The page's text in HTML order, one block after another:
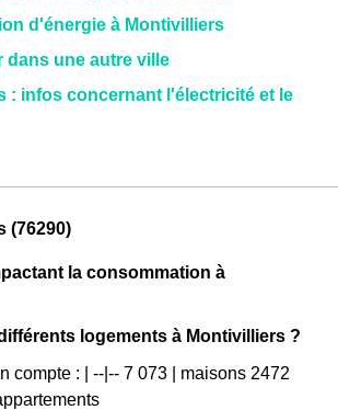
d'énergie à Montivilliers
dans une autre ville
: infos concernant l'électricité et le
(76290)
la consommation à
logements à Montivilliers ?
compte : | --|-- 7 073 | maisons 2472